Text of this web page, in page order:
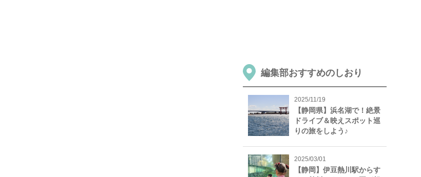
編集部おすすめのしおり
2025/11/19
【静岡県】浜名湖で！絶景
ドライブ＆映えスポット巡
りの旅をしよう♪
2025/03/01
【静岡】伊豆熱川駅からす